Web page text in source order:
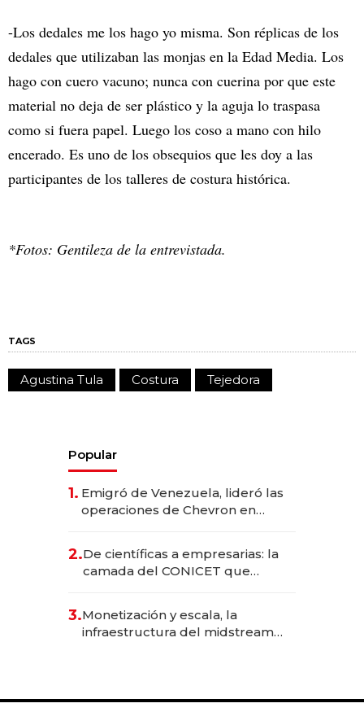
-Los dedales me los hago yo misma. Son réplicas de los
dedales que utilizaban las monjas en la Edad Media. Los
hago con cuero vacuno; nunca con cuerina por que este
material no deja de ser plástico y la aguja lo traspasa
como si fuera papel. Luego los coso a mano con hilo
encerado. Es uno de los obsequios que les doy a las
participantes de los talleres de costura histórica.
*Fotos: Gentileza de la entrevistada.
TAGS
Agustina Tula Costura Tejedora
Popular
1. Emigró de Venezuela, lideró las
operaciones de Chevron en
2.De científicas a empresarias: la
camada del CONICET que
3.Monetización y escala, la
infraestructura del midstream